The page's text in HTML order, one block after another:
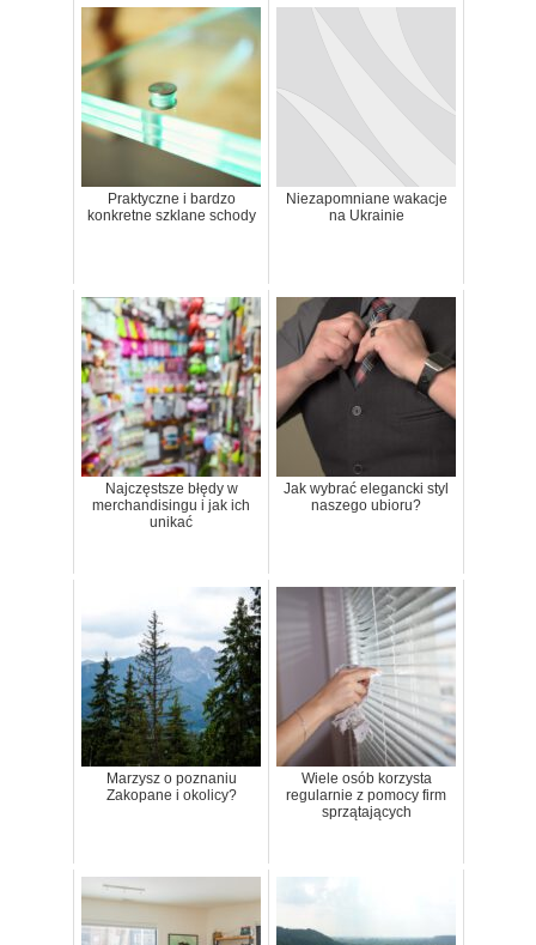
Praktyczne i bardzo
konkretne szklane schody
Niezapomniane wakacje
na Ukrainie
Najczęstsze błędy w
merchandisingu i jak ich
unikać
Jak wybrać elegancki styl
naszego ubioru?
Marzysz o poznaniu
Zakopane i okolicy?
Wiele osób korzysta
regularnie z pomocy firm
sprzątających